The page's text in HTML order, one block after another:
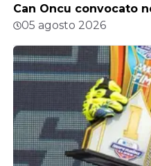
Can Oncu convocato
05 agosto 2026